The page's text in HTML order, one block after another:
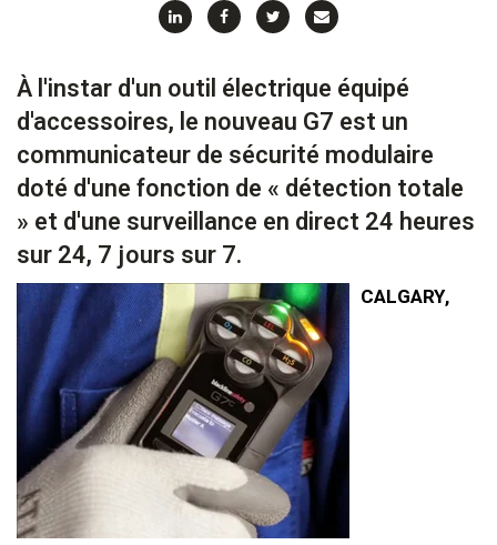
À l'instar d'un outil électrique équipé
d'accessoires, le nouveau G7 est un
communicateur de sécurité modulaire
doté d'une fonction de « détection totale
» et d'une surveillance en direct 24 heures
sur 24, 7 jours sur 7.
CALGARY,